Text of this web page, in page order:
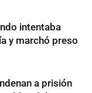
intentaba
y marchó preso
a prisión